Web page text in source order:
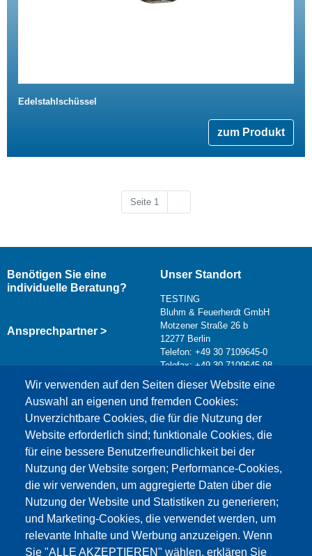
Edelstahlschüssel
zum Produkt
Seite 1
Wir verwenden auf den Seiten dieser Website eine
Auswahl an eigenen und fremden Cookies:
Unverzichtbare Cookies, die für die Nutzung der
Website erforderlich sind; funktionale Cookies, die
für eine bessere Benutzerfreundlichkeit bei der
Nutzung der Website sorgen; Performance-Cookies,
die wir verwenden, um aggregierte Daten über die
Nutzung der Website und Statistiken zu generieren;
und Marketing-Cookies, die verwendet werden, um
relevante Inhalte und Werbung anzuzeigen. Wenn
Sie "ALLE AKZEPTIEREN" wählen, erklären Sie
Benötigen Sie eine
individuelle Beratung?
Ansprechpartner >
Unser Standort
TESTING
Bluhm & Feuerherdt GmbH
Motzener Straße 26 b
12277 Berlin
Telefon: +49 30 7109645-0
Telefax: +49 30 7109645-98
info@testing.de
Dieser Inhalt ist blockiert, da die Google Maps
Cookies nicht akzeptiert wurden.
NUR DIE GOOGLE MAPS COOKIES